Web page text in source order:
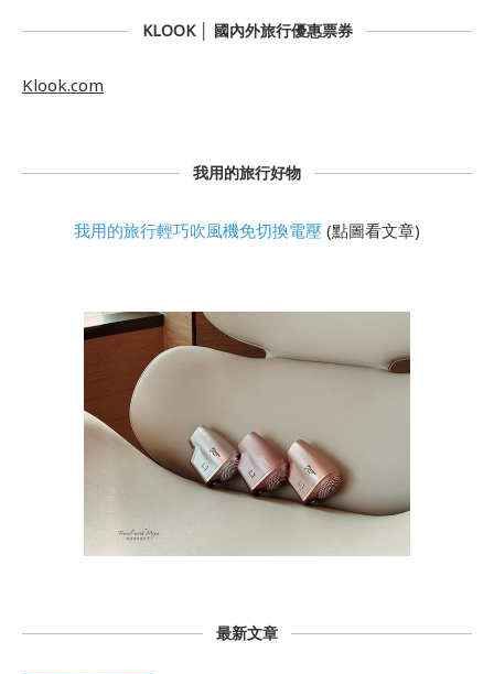
KLOOK │ 國內外旅行優惠票券
Klook.com
我用的旅行好物
我用的旅行輕巧吹風機免切換電壓 (點圖看文章)
最新文章